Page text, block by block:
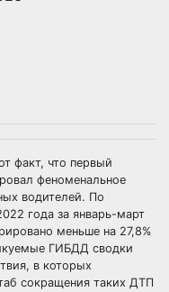
факт, что первый
феноменальное
водителей. По
года за январь-март
меньше на 27,8%
ГИБДД сводки
в которых
сокращения таких ДТП